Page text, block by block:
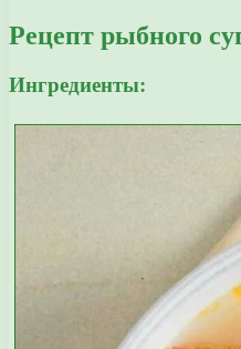
Рецепт рыбного
Ингредиенты: